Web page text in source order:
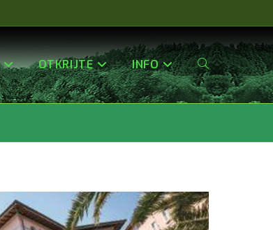
OTKRIJTE INFO Uključi/isključi
Web-